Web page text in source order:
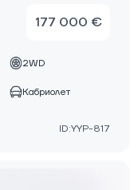
177 000 €
2WD
Кабриолет
ID:YYP-817